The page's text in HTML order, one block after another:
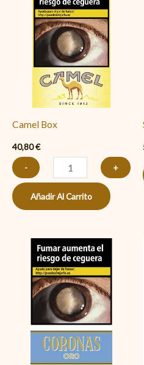
Camel Box
40,80€
-
Box
cantidad
+
Añadir Al Carrito
Coronas
Negro
Oro
cantidad